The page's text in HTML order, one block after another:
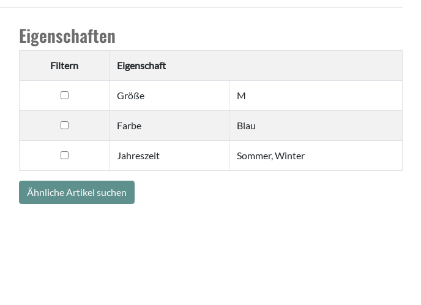
Eigenschaften
Filtern Eigenschaft
filtern
nach
Größe
Größe M
filtern
nach
Farbe
Farbe Blau
filtern
nach
Jahreszeit
Jahreszeit Sommer, Winter
Ähnliche Artikel suchen